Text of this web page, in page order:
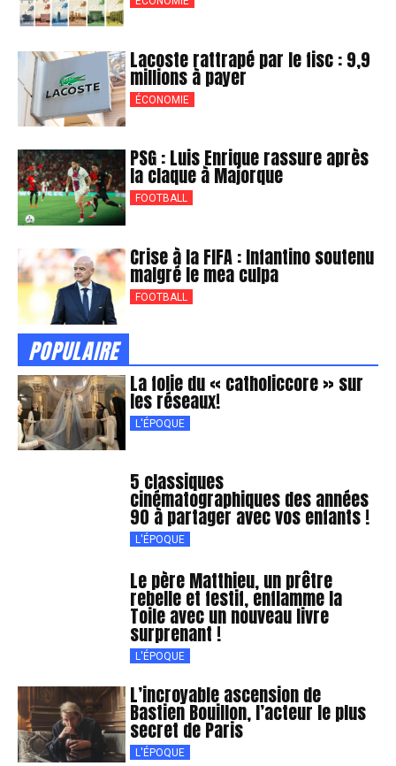
Lacoste rattrapé par le fisc : 9,9
millions à payer
ÉCONOMIE
PSG : Luis Enrique rassure après
la claque à Majorque
FOOTBALL
Crise à la FIFA : Infantino soutenu
malgré le mea culpa
FOOTBALL
POPULAIRE
La folie du « catholiccore » sur
les réseaux!
L'ÉPOQUE
5 classiques
cinématographiques des années
90 à partager avec vos enfants !
L'ÉPOQUE
Le père Matthieu, un prêtre
rebelle et festif, enflamme la
Toile avec un nouveau livre
surprenant !
L'ÉPOQUE
L’incroyable ascension de
Bastien Bouillon, l’acteur le plus
secret de Paris
L'ÉPOQUE